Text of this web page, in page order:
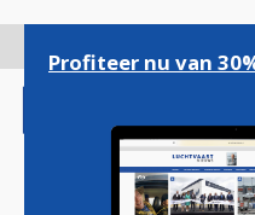
gaan
Profiteer nu van